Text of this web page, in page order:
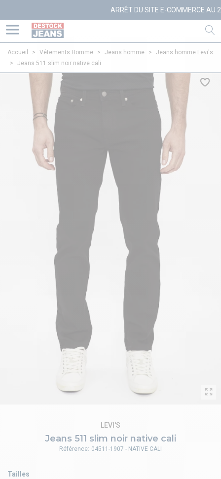
ARRÊT DU SITE E-COMMERCE AU 27/10/
Accueil > Vêtements Homme > Jeans homme >
Jeans homme Levi's
>
Jeans 511 slim noir native cali
Jeans 511 slim noir native cali
LEVI'S
Tailles
Référence: 04511-1907 - NATIVE CALI